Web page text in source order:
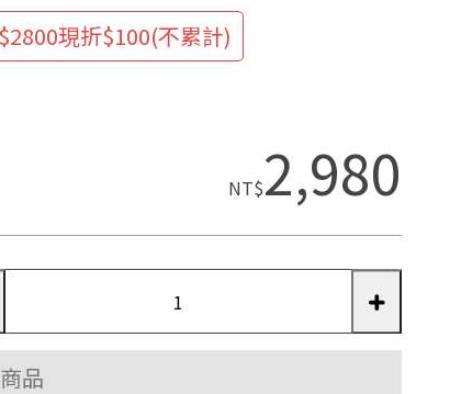
現折$100(不累計)
NT$2,980
品